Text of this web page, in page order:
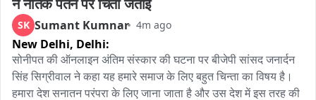
ने नैतिक पतन पर चिंता जताई
SK Sumant Kumnar 4m ago
New Delhi, Delhi:
सोनीपत की ऑनलाइन अंतिम संस्कार की घटना पर बीजेपी सांसद जनार्दन
सिंह सिग्रीवाल ने कहा यह हमारे समाज के लिए बहुत चिन्ता का विषय है।
हमारा देश सनातन परंपरा के लिए जाना जाता है और उस देश में इस तरह की